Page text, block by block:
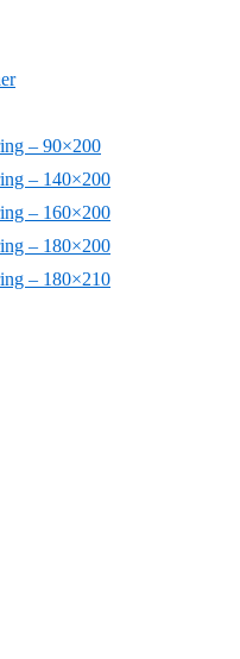
– 90×200
– 140×200
– 160×200
– 180×200
– 180×210